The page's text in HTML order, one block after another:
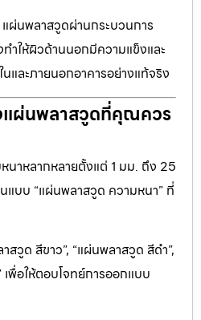
ผ่นพลาสวูดผ่านกระบวนการ
ำให้ผิวด้านนอกมีความแข็งและ
นและภายนอกอาคารอย่างแท้จริง
ผ่นพลาสวูดที่คุณควร
นาหลากหลายตั้งแต่ 1 มม. ถึง 25
แบบ “แผ่นพลาสวูด ความหนา” ที่
สวูด สีขาว”, “แผ่นพลาสวูด สีดำ”,
เพื่อให้ตอบโจทย์การออกแบบ